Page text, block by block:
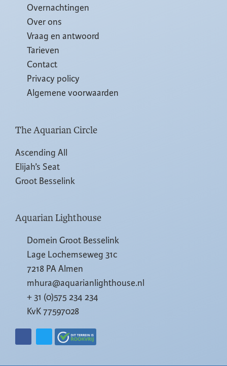
Overnachtingen
Over ons
Vraag en antwoord
Tarieven
Contact
Privacy policy
Algemene voorwaarden
The Aquarian Circle
Ascending All
Elijah’s Seat
Groot Besselink
Aquarian Lighthouse
Domein Groot Besselink
Lage Lochemseweg 31c
7218 PA Almen
mhura@aquarianlighthouse.nl
+ 31 (0)575 234 234
KvK 77597028